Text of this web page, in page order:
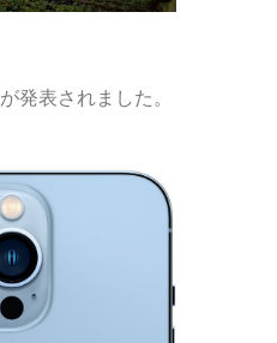
が発表されました。